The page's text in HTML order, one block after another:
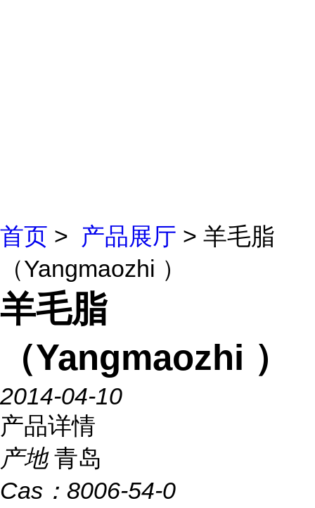
首页 > 产品展厅 > 羊毛脂
（Yangmaozhi ）
羊毛脂
（Yangmaozhi ）
2014-04-10
产品详情
产地 青岛
Cas： 8006-54-0